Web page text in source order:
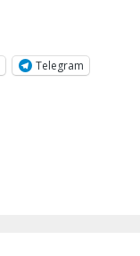
Telegram